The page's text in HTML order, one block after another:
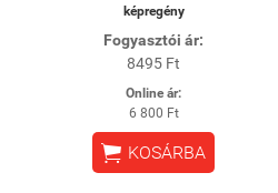
képregény
Fogyasztói ár:
8495 Ft
Online ár:
6 800 Ft
 KOSÁRBA